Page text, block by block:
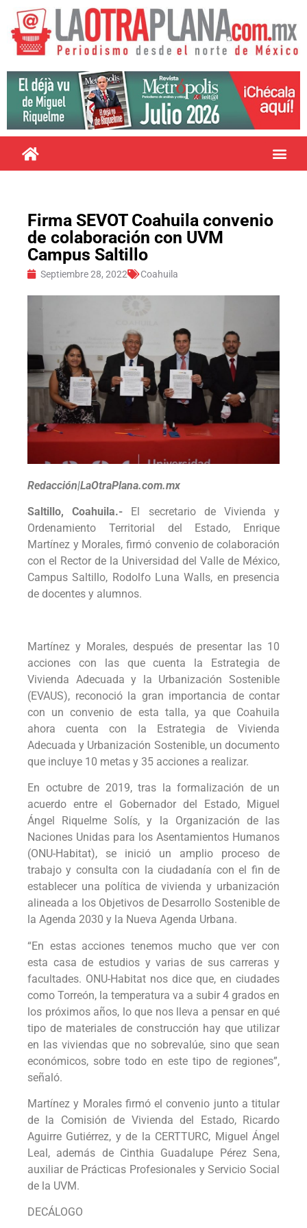
Firma SEVOT Coahuila convenio
de colaboración con UVM
Campus Saltillo
Septiembre 28, 2022 Coahuila
Redacción|LaOtraPlana.com.mx
Saltillo, Coahuila.- El secretario de Vivienda y
Ordenamiento Territorial del Estado, Enrique
Martínez y Morales, firmó convenio de colaboración
con el Rector de la Universidad del Valle de México,
Campus Saltillo, Rodolfo Luna Walls, en presencia
de docentes y alumnos.
Martínez y Morales, después de presentar las 10
acciones con las que cuenta la Estrategia de
Vivienda Adecuada y la Urbanización Sostenible
(EVAUS), reconoció la gran importancia de contar
con un convenio de esta talla, ya que Coahuila
ahora cuenta con la Estrategia de Vivienda
Adecuada y Urbanización Sostenible, un documento
que incluye 10 metas y 35 acciones a realizar.
En octubre de 2019, tras la formalización de un
acuerdo entre el Gobernador del Estado, Miguel
Ángel Riquelme Solís, y la Organización de las
Naciones Unidas para los Asentamientos Humanos
(ONU-Habitat), se inició un amplio proceso de
trabajo y consulta con la ciudadanía con el fin de
establecer una política de vivienda y urbanización
alineada a los Objetivos de Desarrollo Sostenible de
la Agenda 2030 y la Nueva Agenda Urbana.
“En estas acciones tenemos mucho que ver con
esta casa de estudios y varias de sus carreras y
facultades. ONU-Habitat nos dice que, en ciudades
como Torreón, la temperatura va a subir 4 grados en
los próximos años, lo que nos lleva a pensar en qué
tipo de materiales de construcción hay que utilizar
en las viviendas que no sobrevalúe, sino que sean
económicos, sobre todo en este tipo de regiones”,
señaló.
Martínez y Morales firmó el convenio junto a titular
de la Comisión de Vivienda del Estado, Ricardo
Aguirre Gutiérrez, y de la CERTTURC, Miguel Ángel
Leal, además de Cinthia Guadalupe Pérez Sena,
auxiliar de Prácticas Profesionales y Servicio Social
de la UVM.
DECÁLOGO